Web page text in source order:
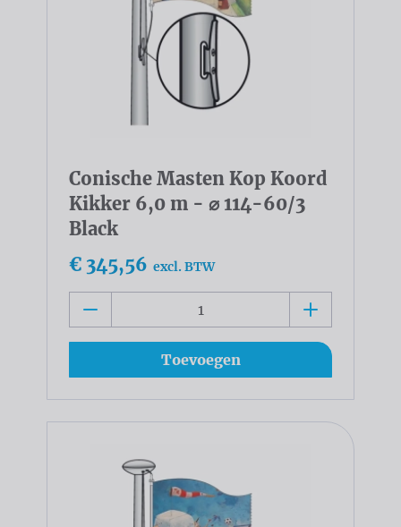
Conische Masten Kop Koord
Kikker 6,0 m - ⌀ 114-60/3
Black
€ 345,56 excl. BTW
Toevoegen